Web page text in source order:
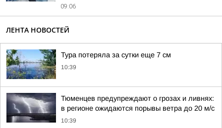
09:06
ЛЕНТА НОВОСТЕЙ
Тура потеряла за сутки еще 7 см
10:39
Тюменцев предупреждают о грозах и ливнях:
в регионе ожидаются порывы ветра до 20 м/с
10:39